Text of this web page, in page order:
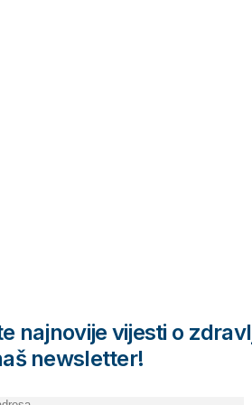
najnovije vijesti o
newsletter!